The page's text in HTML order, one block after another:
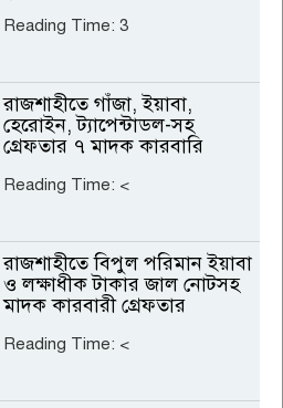
Reading Time:3
রাজশাহীতে গাঁজা, ইয়াবা,
হেরোইন, ট্যাপেন্টাডল-সহ
গ্রেফতার ৭ মাদক কারবারি
Reading Time: <
রাজশাহীতে বিপুল পরিমান ইয়াবা
ও লক্ষাধীক টাকার জাল নোটসহ
মাদক কারবারী গ্রেফতার
Reading Time: <